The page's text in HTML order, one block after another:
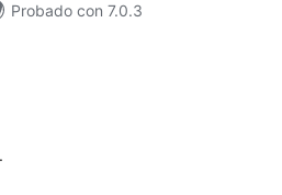
Probado con 7.0.3